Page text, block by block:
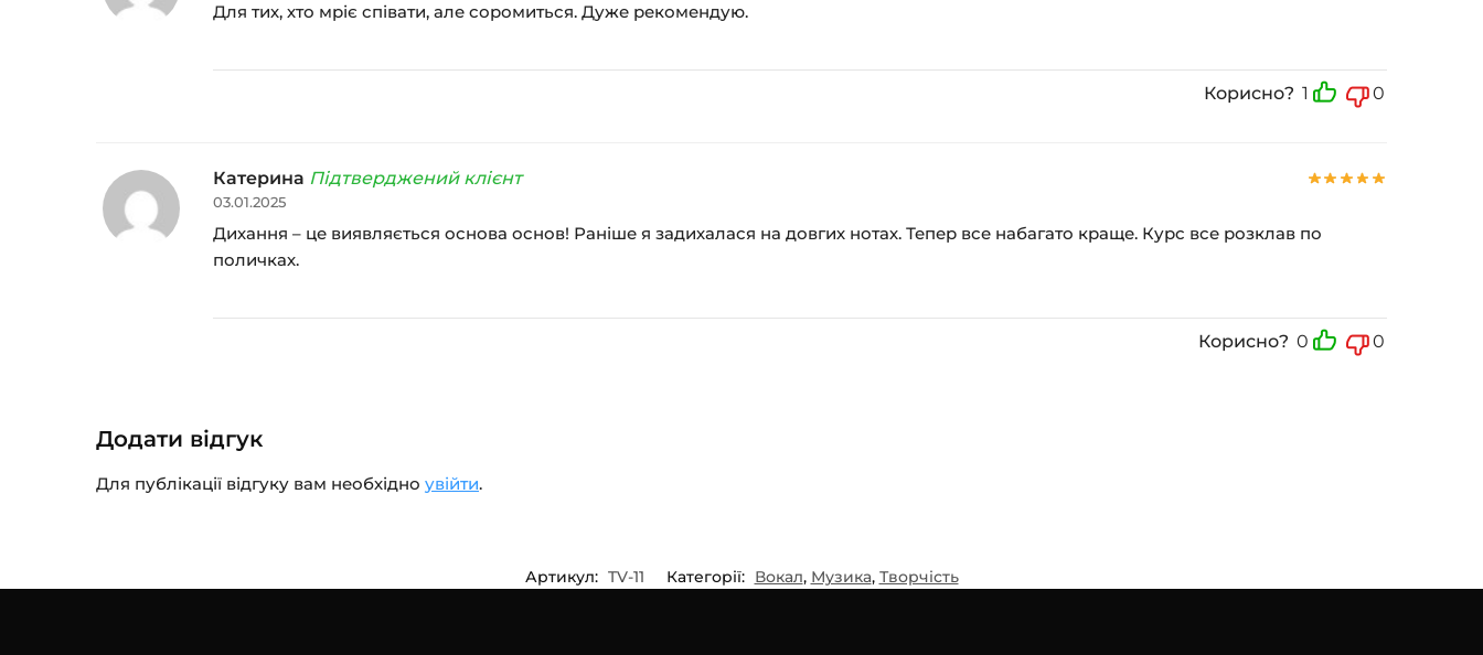
Для тих, хто мріє співати, але соромиться. Дуже рекомендую.
Корисно? 1 0
Катерина Підтверджений клієнт
03.01.2025
Дихання – це виявляється основа основ! Раніше я задихалася на довгих нотах. Тепер все набагато краще. Курс все розклав по
поличках.
Корисно? 0 0
Додати відгук
Для публікації відгуку вам необхідноувійти.
Артикул: TV-11 Категорії: Вокал, Музика, Творчість